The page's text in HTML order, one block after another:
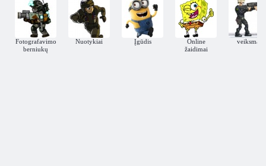
Fotografavimo
berniukų
Nuotykiai Įgūdis
Online
žaidimai
veiksmas